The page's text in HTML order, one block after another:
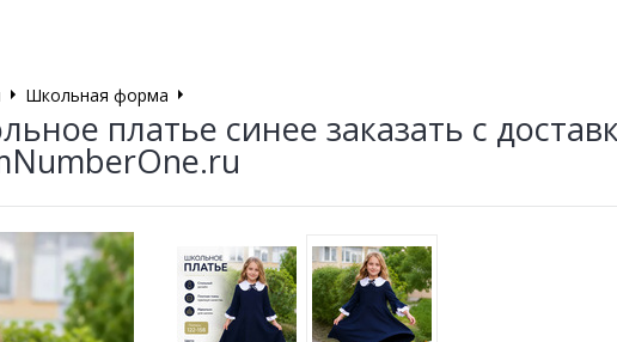
Школьная форма
платье синее заказать с